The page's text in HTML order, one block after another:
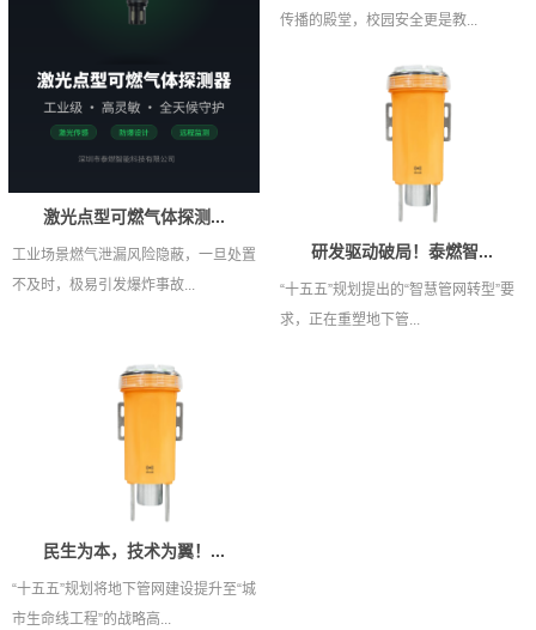
激光点型可燃气体探测...
工业场景燃气泄漏风险隐蔽，一旦处置
不及时，极易引发爆炸事故...
传播的殿堂，校园安全更是教...
研发驱动破局！泰燃智...
“十五五”规划提出的“智慧管网转型”要
求，正在重塑地下管...
民生为本，技术为翼！...
“十五五”规划将地下管网建设提升至“城
市生命线工程”的战略高...